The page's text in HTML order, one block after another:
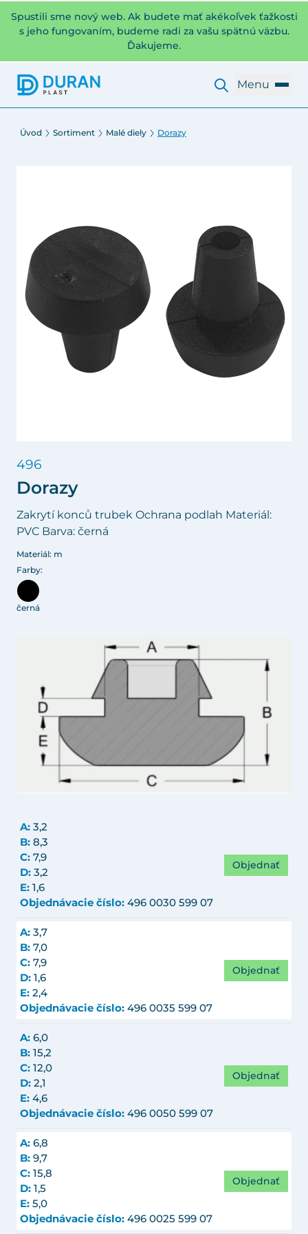
Spustili sme nový web. Ak budete mať akékoľvek ťažkosti
s jeho fungovaním, budeme radi za vašu spätnú väzbu.
Ďakujeme.
Menu
Úvod Sortiment Malé diely Dorazy
496
Dorazy
Zakrytí konců trubek Ochrana podlah Materiál:
PVC Barva: černá
Materiál: m
Farby:
černá
A: 3,2
B: 8,3
C: 7,9
D: 3,2
E: 1,6
Objednávacie číslo: 496 0030 599 07
Objednať
A: 3,7
B: 7,0
C: 7,9
D: 1,6
E: 2,4
Objednávacie číslo: 496 0035 599 07
Objednať
A: 6,0
B: 15,2
C: 12,0
D: 2,1
E: 4,6
Objednávacie číslo: 496 0050 599 07
Objednať
A: 6,8
B: 9,7
C: 15,8
D: 1,5
E: 5,0
Objednávacie číslo: 496 0025 599 07
Objednať